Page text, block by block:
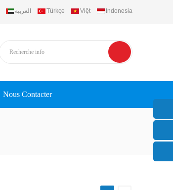
العربية Türkçe Việt Indonesia
Nous Contacter